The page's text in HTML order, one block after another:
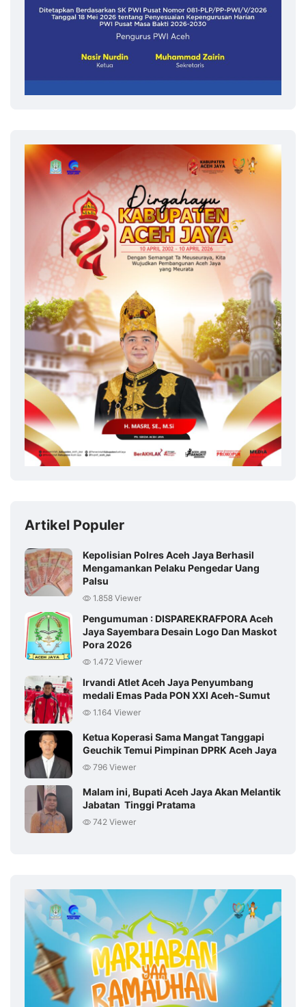
Artikel Populer
Kepolisian Polres Aceh Jaya Berhasil
Mengamankan Pelaku Pengedar Uang
Palsu
1.858 Viewer
Pengumuman : DISPAREKRAFPORA Aceh
Jaya Sayembara Desain Logo Dan Maskot
Pora 2026
1.472 Viewer
Irvandi Atlet Aceh Jaya Penyumbang
medali Emas Pada PON XXI Aceh-Sumut
1.164 Viewer
Ketua Koperasi Sama Mangat Tanggapi
Geuchik Temui Pimpinan DPRK Aceh Jaya
796 Viewer
Malam ini, Bupati Aceh Jaya Akan Melantik
Jabatan Tinggi Pratama
742 Viewer